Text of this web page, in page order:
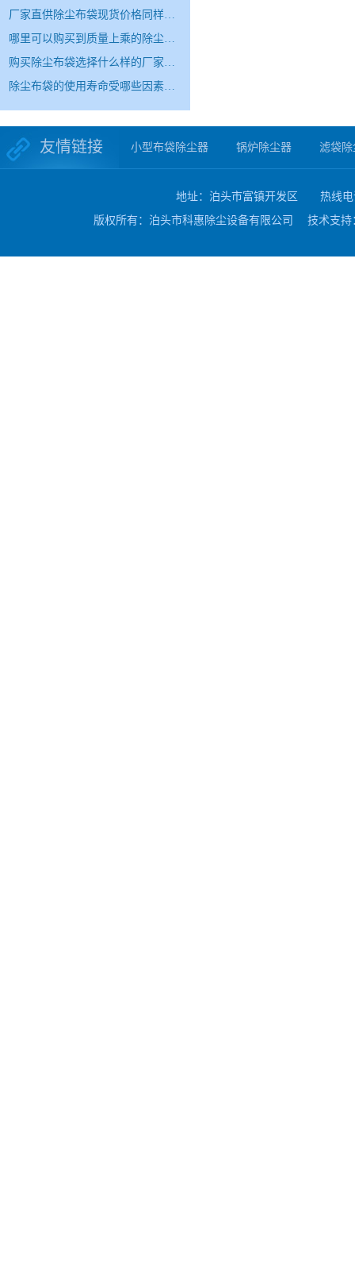
厂家直供除尘布袋现货价格同样…
哪里可以购买到质量上乘的除尘…
购买除尘布袋选择什么样的厂家…
除尘布袋的使用寿命受哪些因素…
友情链接 小型布袋除尘器 锅炉除尘器 滤袋
地址：泊头市富镇开发区 热线
版权所有：泊头市科惠除尘设备有限公司 技术支